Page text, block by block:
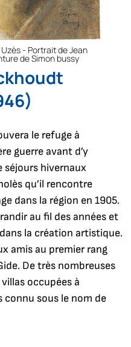
- Portrait de Jean
de Simon bussy
le refuge à
guerre avant d’y
séjours hivernaux
qu’il rencontre
dans la région en 1905.
au fil des années et
la création artistique.
amis au premier rang
De très nombreuses
occupées à
connu sous le nom de